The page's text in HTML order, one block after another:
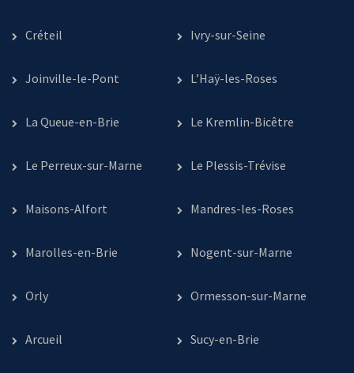
Créteil Ivry-sur-Seine
Joinville-le-Pont L’Haÿ-les-Roses
La Queue-en-Brie Le Kremlin-Bicêtre
Le Perreux-sur-Marne Le Plessis-Trévise
Maisons-Alfort Mandres-les-Roses
Marolles-en-Brie Nogent-sur-Marne
Orly Ormesson-sur-Marne
Arcueil Sucy-en-Brie